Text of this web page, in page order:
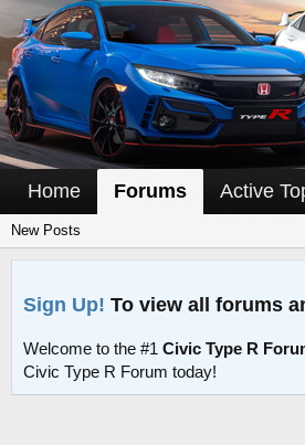
Home Forums Active
New Posts
Sign Up! To view all forums
Welcome to the #1 Civic Type R
Civic Type R Forum today!